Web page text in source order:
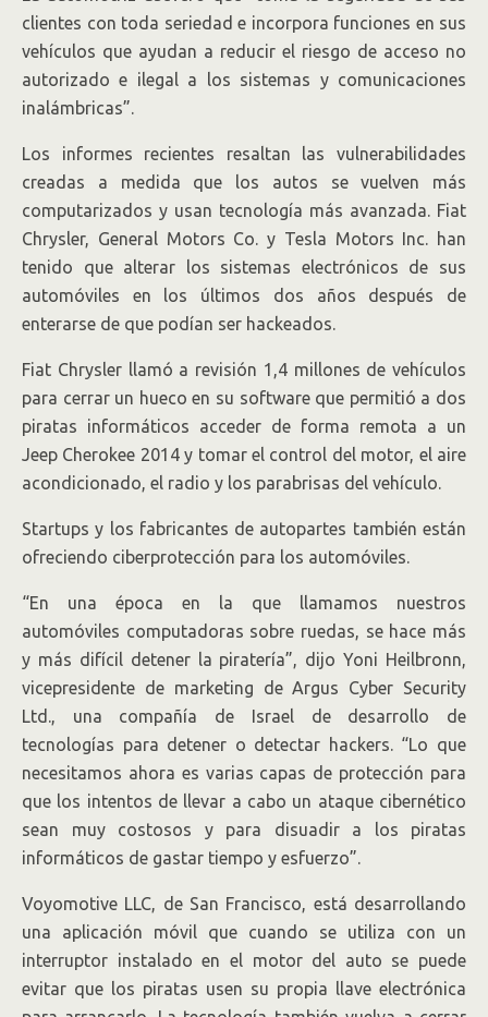
clientes con toda seriedad e incorpora funciones en sus
vehículos que ayudan a reducir el riesgo de acceso no
autorizado e ilegal a los sistemas y comunicaciones
inalámbricas”.
Los informes recientes resaltan las vulnerabilidades
creadas a medida que los autos se vuelven más
computarizados y usan tecnología más avanzada. Fiat
Chrysler, General Motors Co. y Tesla Motors Inc. han
tenido que alterar los sistemas electrónicos de sus
automóviles en los últimos dos años después de
enterarse de que podían ser hackeados.
Fiat Chrysler llamó a revisión 1,4 millones de vehículos
para cerrar un hueco en su software que permitió a dos
piratas informáticos acceder de forma remota a un
Jeep Cherokee 2014 y tomar el control del motor, el aire
acondicionado, el radio y los parabrisas del vehículo.
Startups y los fabricantes de autopartes también están
ofreciendo ciberprotección para los automóviles.
“En una época en la que llamamos nuestros
automóviles computadoras sobre ruedas, se hace más
y más difícil detener la piratería”, dijo Yoni Heilbronn,
vicepresidente de marketing de Argus Cyber Security
Ltd., una compañía de Israel de desarrollo de
tecnologías para detener o detectar hackers. “Lo que
necesitamos ahora es varias capas de protección para
que los intentos de llevar a cabo un ataque cibernético
sean muy costosos y para disuadir a los piratas
informáticos de gastar tiempo y esfuerzo”.
Voyomotive LLC, de San Francisco, está desarrollando
una aplicación móvil que cuando se utiliza con un
interruptor instalado en el motor del auto se puede
evitar que los piratas usen su propia llave electrónica